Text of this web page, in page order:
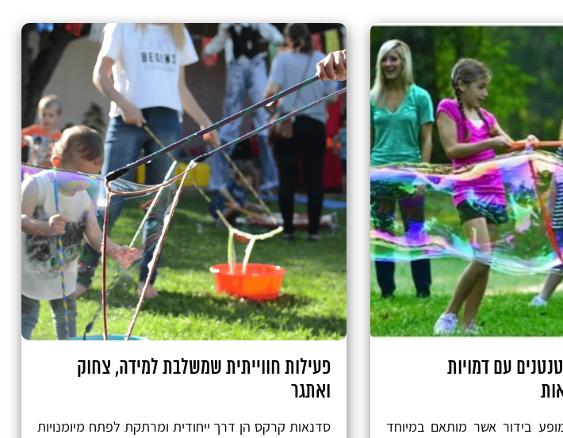
עם דמויות
בידור אשר מותאם במיוחד
פעילות חווייתית שמשלבת למידה, צחוק
ואתגר
סדנאות קרקס הן דרך ייחודית ומרתקת לפתח מיומנויות